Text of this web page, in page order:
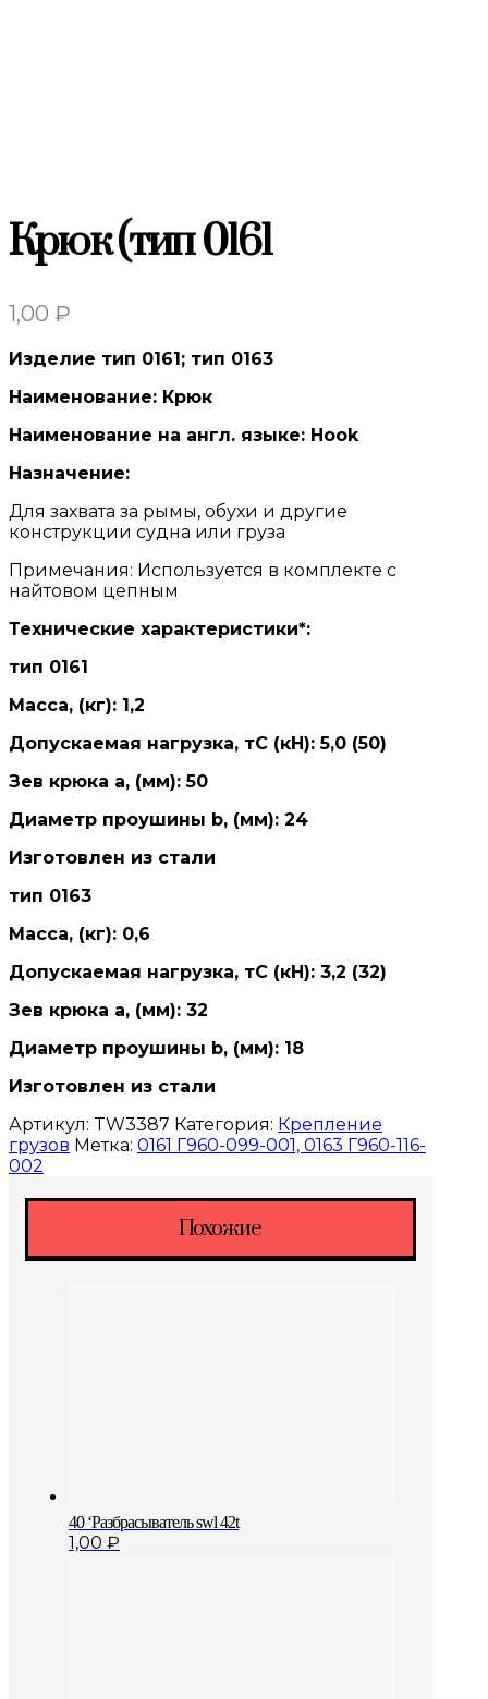
Крюк (тип 0161
1,00 ₽
Изделие тип 0161; тип 0163
Наименование: Крюк
Наименование на англ. языке: Hook
Назначение:
Для захвата за рымы, обухи и другие
конструк­ции судна или груза
Примечания: Используется в комплекте с
найтовом цепным
Технические характеристики*:
тип 0161
Масса, (кг): 1,2
Допускаемая нагрузка, тС (кН): 5,0 (50)
Зев крюка а, (мм): 50
Диаметр проушины b, (мм): 24
Изготовлен из стали
тип 0163
Масса, (кг): 0,6
Допускаемая нагрузка, тС (кН): 3,2 (32)
Зев крюка а, (мм): 32
Диаметр проушины b, (мм): 18
Изготовлен из стали
Артикул: TW3387 Категория: Крепление
грузов Метка: 0161 Г960-099-001, 0163 Г960-116-
002
Похожие
40 ‘Разбрасыватель swl 42t
1,00 ₽